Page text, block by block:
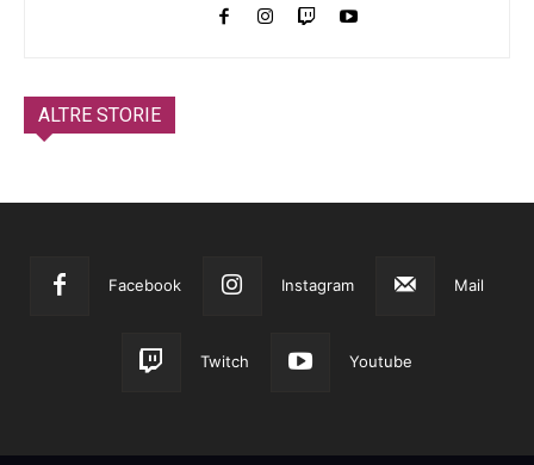
ALTRE STORIE
Facebook Instagram Mail
Twitch Youtube